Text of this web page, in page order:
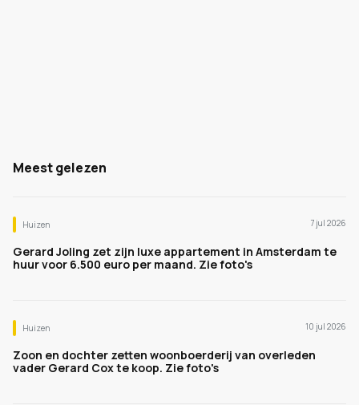
Meest gelezen
Huizen 7 jul 2026
Gerard Joling zet zijn luxe appartement in Amsterdam te
huur voor 6.500 euro per maand. Zie foto's
Huizen 10 jul 2026
Zoon en dochter zetten woonboerderij van overleden
vader Gerard Cox te koop. Zie foto's